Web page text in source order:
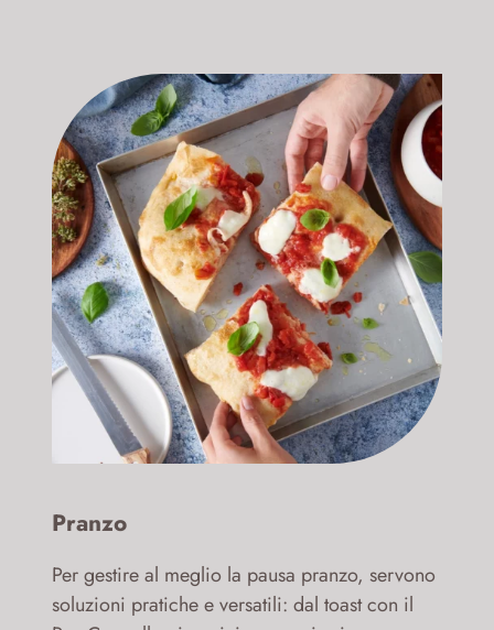
Pranzo
Per gestire al meglio la pausa pranzo, servono
soluzioni pratiche e versatili: dal toast con il